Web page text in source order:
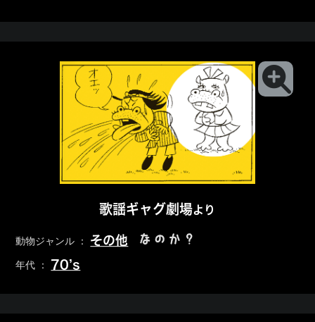
歌謡ギャグ劇場より
動物ジャンル ： その他 なのか？
年代 ： 70’s